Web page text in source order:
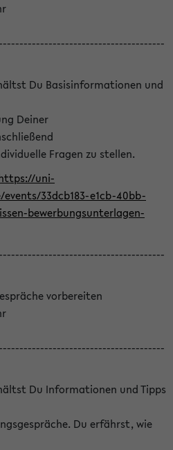
Du Basisinformationen und
Deiner
Fragen zu stellen.
uni-
33dcb183-e1cb-40bb-
bewerbungsunterlagen-
vorbereiten
Du Informationen und Tipps
Du erfährst, wie